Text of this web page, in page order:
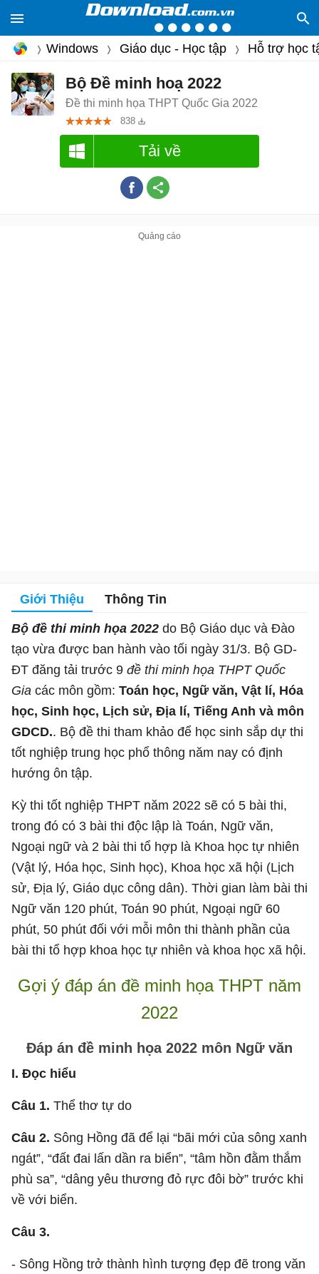
Windows Giáo dục - Học tập Hỗ trợ học
Bộ Đề minh hoạ 2022
Đề thi minh họa THPT Quốc Gia 2022
838
Tải về
Giới Thiệu Thông Tin
Bộ đề thi minh họa 2022 do Bộ Giáo dục và Đào
tạo vừa được ban hành vào tối ngày 31/3. Bộ GD-
ĐT đăng tải trước 9 đề thi minh họa THPT Quốc
Gia các môn gồm: Toán học, Ngữ văn, Vật lí, Hóa
học, Sinh học, Lịch sử, Địa lí, Tiếng Anh và môn
GDCD.. Bộ đề thi tham khảo để học sinh sắp dự thi
tốt nghiệp trung học phổ thông năm nay có định
hướng ôn tập.
Kỳ thi tốt nghiệp THPT năm 2022 sẽ có 5 bài thi,
trong đó có 3 bài thi độc lập là Toán, Ngữ văn,
Ngoại ngữ và 2 bài thi tổ hợp là Khoa học tự nhiên
(Vật lý, Hóa học, Sinh học), Khoa học xã hội (Lịch
sử, Địa lý, Giáo dục công dân). Thời gian làm bài thi
Ngữ văn 120 phút, Toán 90 phút, Ngoại ngữ 60
phút, 50 phút đối với mỗi môn thi thành phần của
bài thi tổ hợp khoa học tự nhiên và khoa học xã hội.
Gợi ý đáp án đề minh họa THPT năm
2022
Đáp án đề minh họa 2022 môn Ngữ văn
I. Đọc hiểu
Câu 1. Thể thơ tự do
Câu 2. Sông Hồng đã để lại “bãi mới của sông xanh
ngát”, “đất đai lấn dần ra biển”, “tâm hồn đằm thắm
phù sa”, “dâng yêu thương đỏ rực đôi bờ” trước khi
về với biển.
Câu 3.
- Sông Hồng trở thành hình tượng đẹp đẽ trong văn